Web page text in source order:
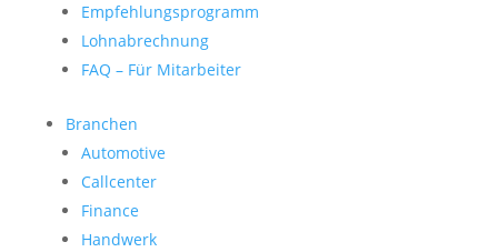
Empfehlungsprogramm
Lohnabrechnung
FAQ – Für Mitarbeiter
Branchen
Automotive
Callcenter
Finance
Handwerk